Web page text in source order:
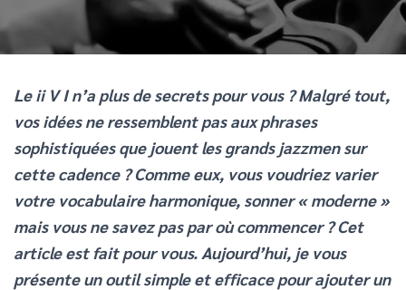
Le ii V I n’a plus de secrets pour vous ? Malgré tout,
vos idées ne ressemblent pas aux phrases
sophistiquéesque jouent lesgrands jazzmen sur
cette cadence ? Comme eux, vous voudriez varier
votre vocabulaire harmonique, sonner « moderne »
mais vous ne savez pas par où commencer ? Cet
article est fait pour vous. Aujourd’hui, je vous
présente un outil simple et efficace pour ajouter un